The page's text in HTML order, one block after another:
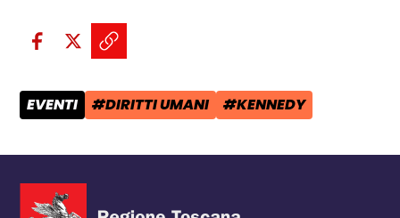
Condividi sui social:
Condividi su Facebook - apre
Condividi su X - apre una
Copia il link e condividi -
CATEGORIA POST:
EVENTI TAG:
#DIRITTI UMANI TAG:
#KENNEDY